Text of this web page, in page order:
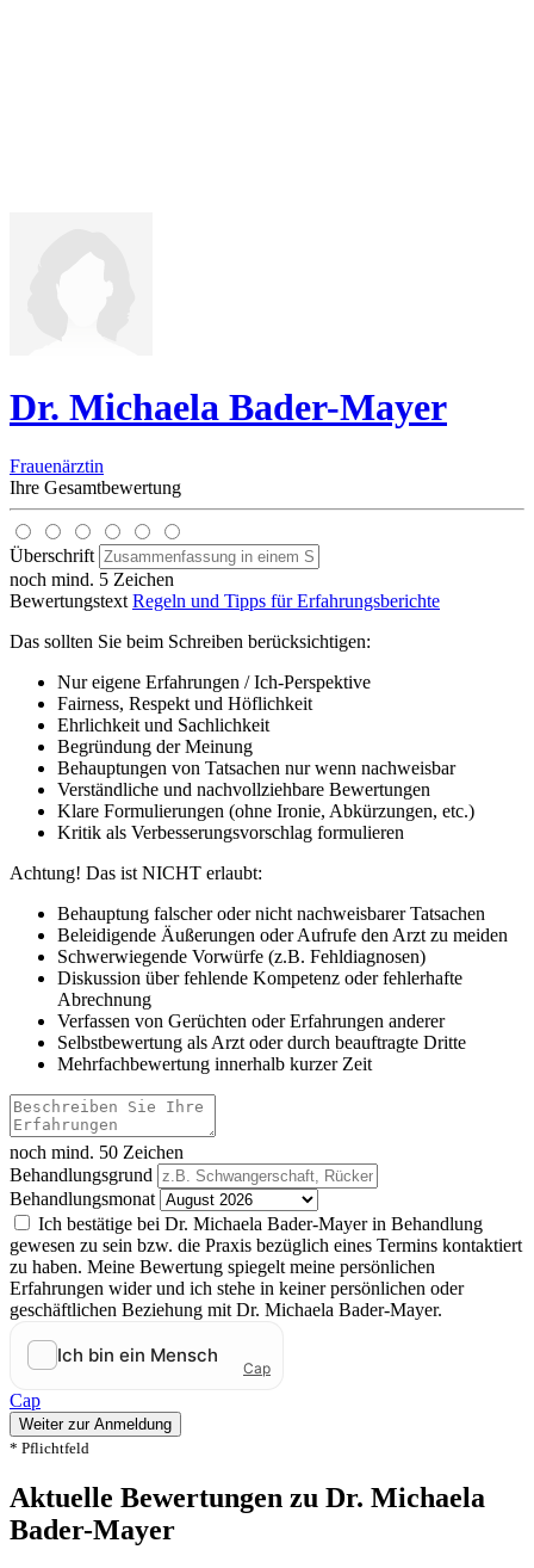
Dr. Michaela Bader-Mayer
Frauenärztin
Ihre Gesamtbewertung
Überschrift
noch mind. 5 Zeichen
Bewertungstext Regeln und Tipps für Erfahrungsberichte
Das sollten Sie beim Schreiben berücksichtigen:
Nur eigene Erfahrungen / Ich-Perspektive
Fairness, Respekt und Höflichkeit
Ehrlichkeit und Sachlichkeit
Begründung der Meinung
Behauptungen von Tatsachen nur wenn nachweisbar
Verständliche und nachvollziehbare Bewertungen
Klare Formulierungen (ohne Ironie, Abkürzungen, etc.)
Kritik als Verbesserungsvorschlag formulieren
Achtung! Das ist NICHT erlaubt:
Behauptung falscher oder nicht nachweisbarer Tatsachen
Beleidigende Äußerungen oder Aufrufe den Arzt zu meiden
Schwerwiegende Vorwürfe (z.B. Fehldiagnosen)
Diskussion über fehlende Kompetenz oder fehlerhafte
Abrechnung
Verfassen von Gerüchten oder Erfahrungen anderer
Selbstbewertung als Arzt oder durch beauftragte Dritte
Mehrfachbewertung innerhalb kurzer Zeit
noch mind. 50 Zeichen
Behandlungsgrund
Behandlungsmonat
Ich bestätige bei Dr. Michaela Bader-Mayer in Behandlung
gewesen zu sein bzw. die Praxis bezüglich eines Termins kontaktiert
zu haben. Meine Bewertung spiegelt meine persönlichen
Erfahrungen wider und ich stehe in keiner persönlichen oder
geschäftlichen Beziehung mit Dr. Michaela Bader-Mayer.
Cap
Weiter zur Anmeldung
* Pflichtfeld
Aktuelle Bewertungen zu Dr. Michaela
Bader-Mayer